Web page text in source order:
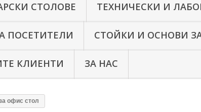
СТОЛОВЕ ТЕХНИЧЕСКИ И
ПОСЕТИТЕЛИ СТОЙКИ И ОСНОВИ
КЛИЕНТИ ЗА НАС
офис стол